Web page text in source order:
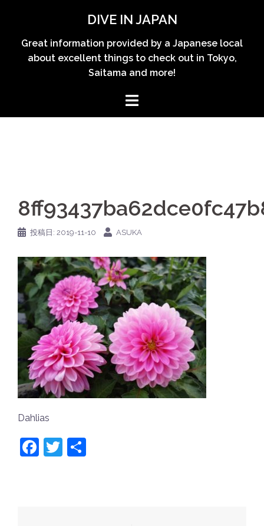
キ
DIVE IN JAPAN
Great information provided by a Japanese local
about excellent things to check out in Tokyo,
Saitama and more!
投稿日: 2019-11-10 ASUKA
Dahlias
Facebook
Twitter